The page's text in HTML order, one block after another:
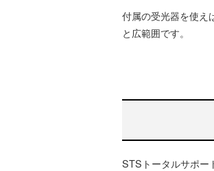
付属の受光器を使え
と広範囲です。
STSトータルサポ